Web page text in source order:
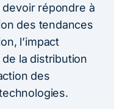
devoir répondre à
des tendances
l’impact
la distribution
des